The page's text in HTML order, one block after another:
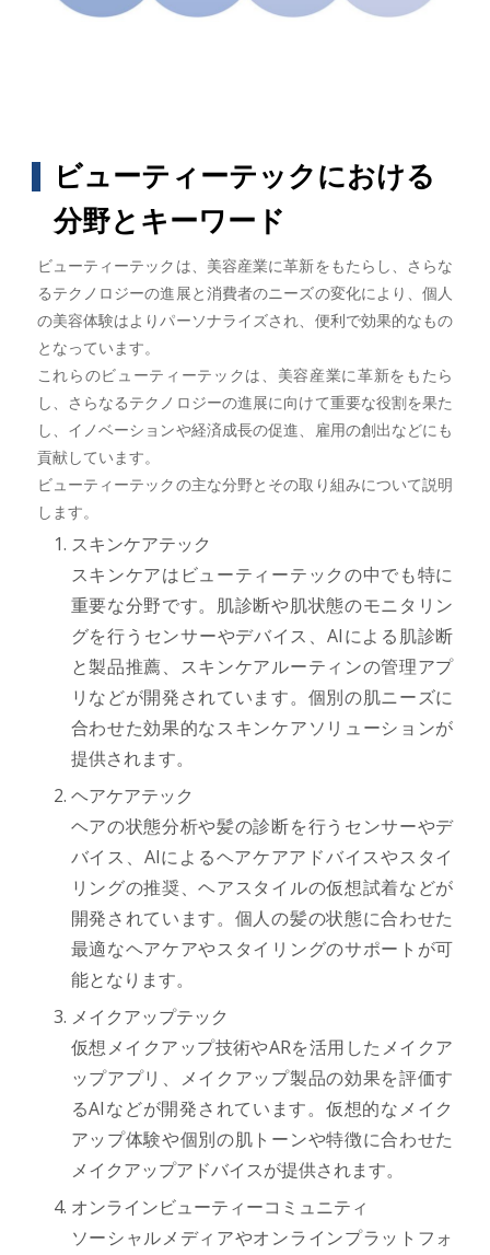
ビューティーテックにおける
分野とキーワード
ビューティーテックは、美容産業に革新をもたらし、さらな
るテクノロジーの進展と消費者のニーズの変化により、個人
の美容体験はよりパーソナライズされ、便利で効果的なもの
となっています。
これらのビューティーテックは、美容産業に革新をもたら
し、さらなるテクノロジーの進展に向けて重要な役割を果た
し、イノベーションや経済成長の促進、雇用の創出などにも
貢献しています。
ビューティーテックの主な分野とその取り組みについて説明
します。
スキンケアテック
スキンケアはビューティーテックの中でも特に
重要な分野です。肌診断や肌状態のモニタリン
グを行うセンサーやデバイス、AIによる肌診断
と製品推薦、スキンケアルーティンの管理アプ
リなどが開発されています。個別の肌ニーズに
合わせた効果的なスキンケアソリューションが
提供されます。
ヘアケアテック
ヘアの状態分析や髪の診断を行うセンサーやデ
バイス、AIによるヘアケアアドバイスやスタイ
リングの推奨、ヘアスタイルの仮想試着などが
開発されています。個人の髪の状態に合わせた
最適なヘアケアやスタイリングのサポートが可
能となります。
メイクアップテック
仮想メイクアップ技術やARを活用したメイクア
ップアプリ、メイクアップ製品の効果を評価す
るAIなどが開発されています。仮想的なメイク
アップ体験や個別の肌トーンや特徴に合わせた
メイクアップアドバイスが提供されます。
オンラインビューティーコミュニティ
ソーシャルメディアやオンラインプラットフォ